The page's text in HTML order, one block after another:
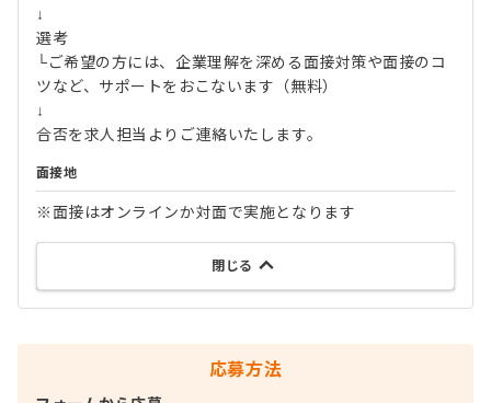
↓
選考
└ご希望の方には、企業理解を深める面接対策や面接のコ
ツなど、サポートをおこないます（無料）
↓
合否を求人担当よりご連絡いたします。
面接地
※面接はオンラインか対面で実施となります
閉じる
応募方法